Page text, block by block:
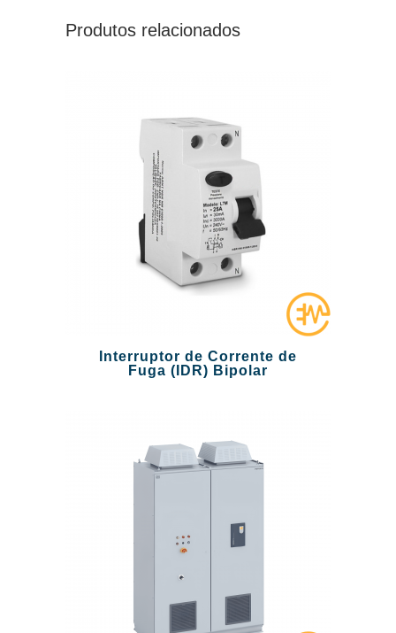
Produtos relacionados
Interruptor de Corrente de
Fuga (IDR) Bipolar